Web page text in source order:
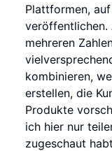
Plattformen,
veröffentlichen.
mehreren
kombinieren,
erstellen, die
Produkte
ich hier nur
zugeschaut